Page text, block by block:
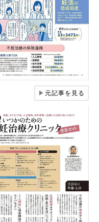
▶元記事を見る